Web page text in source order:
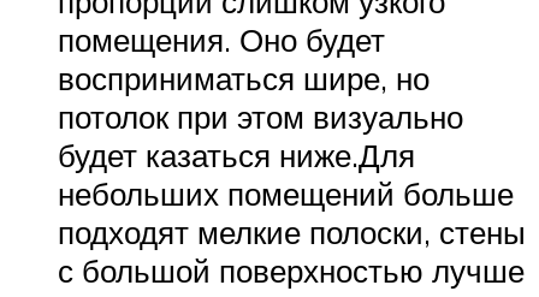
помещения. Оно будет
восприниматься шире, но
потолок при этом визуально
будет казаться ниже.Для
небольших помещений больше
подходят мелкие полоски, стены
с большой поверхностью лучше